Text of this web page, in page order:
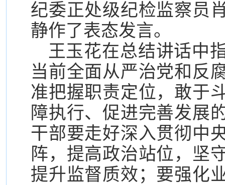
纪委正处级纪检监察员
静作了表态发言。
王玉花在总结讲话中
当前全面从严治党和反
准把握职责定位，敢于
障执行、促进完善发展
干部要走好深入贯彻中
阵，提高政治站位，坚
提升监督质效；要强化